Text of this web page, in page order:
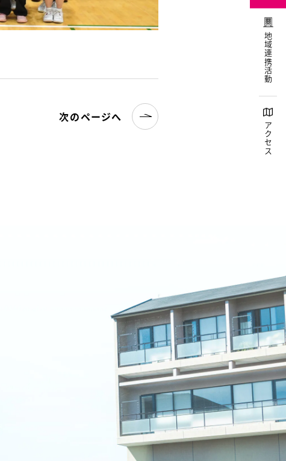
地域連携活動
アクセス
次のページへ